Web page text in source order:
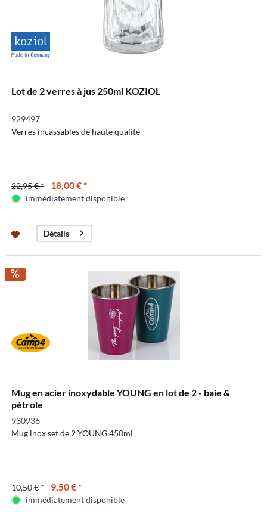
Lot de 2 verres à jus 250ml KOZIOL
929497
Verres incassables de haute qualité
22,95 € * 18,00 € *
immédiatement disponible
Détails
Mug en acier inoxydable YOUNG en lot de 2 - baie &
pétrole
930936
Mug inox set de 2 YOUNG 450ml
10,50 € * 9,50 € *
immédiatement disponible